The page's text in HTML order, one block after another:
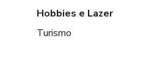
Hobbies e Lazer
Turismo